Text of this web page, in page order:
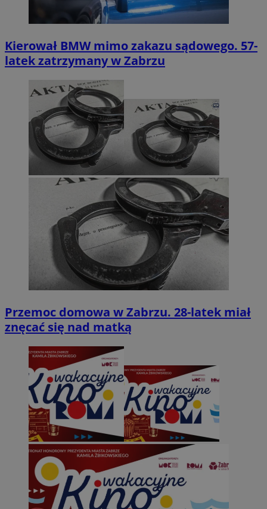
Kierował BMW mimo zakazu sądowego. 57-
latek zatrzymany w Zabrzu
Przemoc domowa w Zabrzu. 28-latek miał
znęcać się nad matką